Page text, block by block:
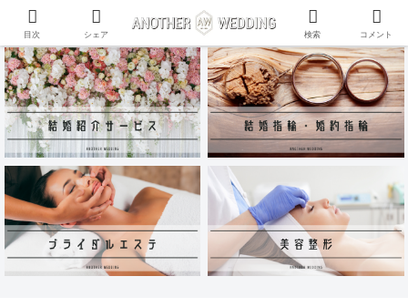
ANOTHER WEDDING~RING~のInstagramアカウントがリリース♪
目次 シェア 検索 コメント